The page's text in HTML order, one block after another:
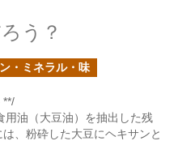
う？
・ミネラル・味
**/
用油（大豆油）を抽出した残
、粉砕した大豆にヘキサンと